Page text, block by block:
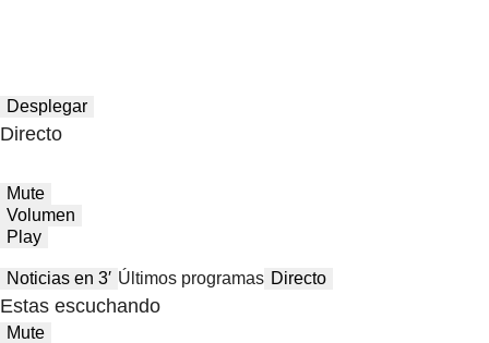
Desplegar
Directo
Mute
Volumen
Play
Noticias en 3′ Últimos programas Directo
Estas escuchando
Mute